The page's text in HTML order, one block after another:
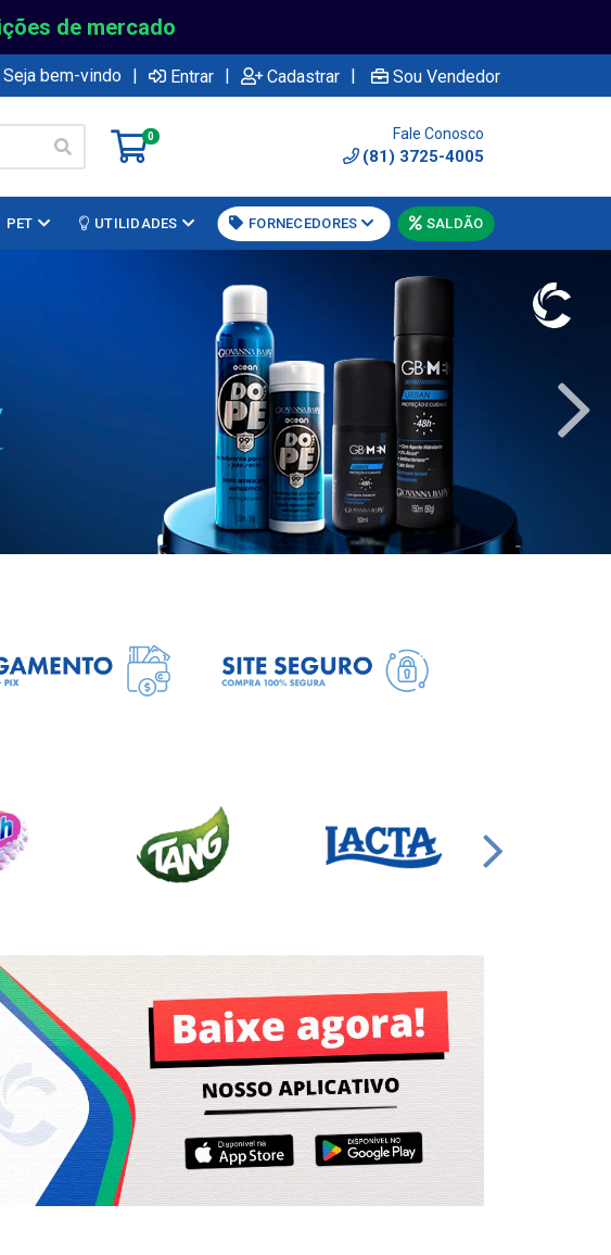
de mercado
Seja bem-vindo | Entrar | Cadastrar | Sou Vendedor
0 Fale Conosco
(81) 3725-4005
PET UTILIDADES FORNECEDORES SALDÃO